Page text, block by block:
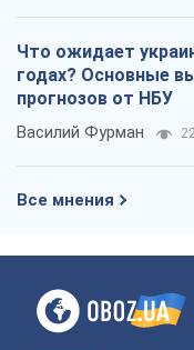
Что ожидает
годах? Основные
прогнозов от НБУ
Василий Фурман
Все мнения